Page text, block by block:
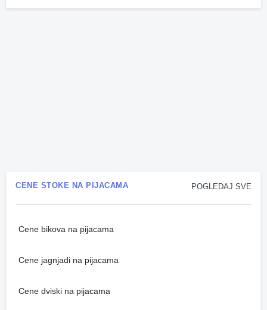
POGLEDAJ SVE
CENE STOKE NA PIJACAMA
Cene bikova na pijacama
Cene jagnjadi na pijacama
Cene dviski na pijacama